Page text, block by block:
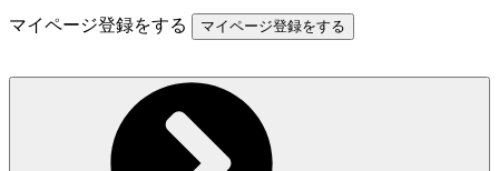
マイページ登録をする